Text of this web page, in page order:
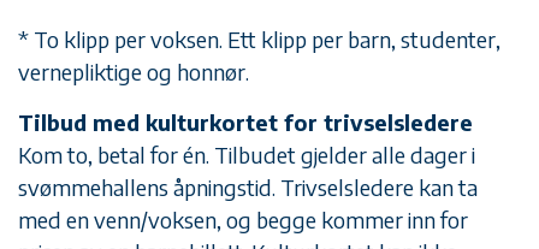
* To klipp per voksen. Ett klipp per barn, studenter,
vernepliktige og honnør.
Tilbud med kulturkortet for trivselsledere
Kom to, betal for én. Tilbudet gjelder alle dager i
svømmehallens åpningstid. Trivselsledere kan ta
med en venn/voksen, og begge kommer inn for